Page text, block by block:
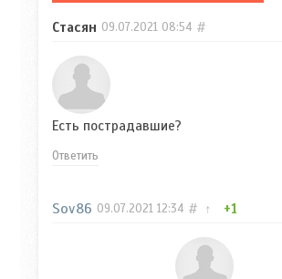
Стасян 09.07.2021 08:54 #
Есть пострадавшие?
Ответить
Sov86 09.07.2021 12:34 # ↑ +1